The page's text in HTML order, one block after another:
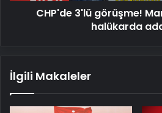
CHP'de 3'lü görüşme!
halükarda
İlgili Makaleler